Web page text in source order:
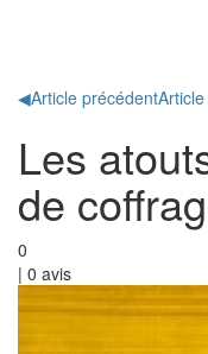
◀Article précédent
Les
de
0
| 0 avis